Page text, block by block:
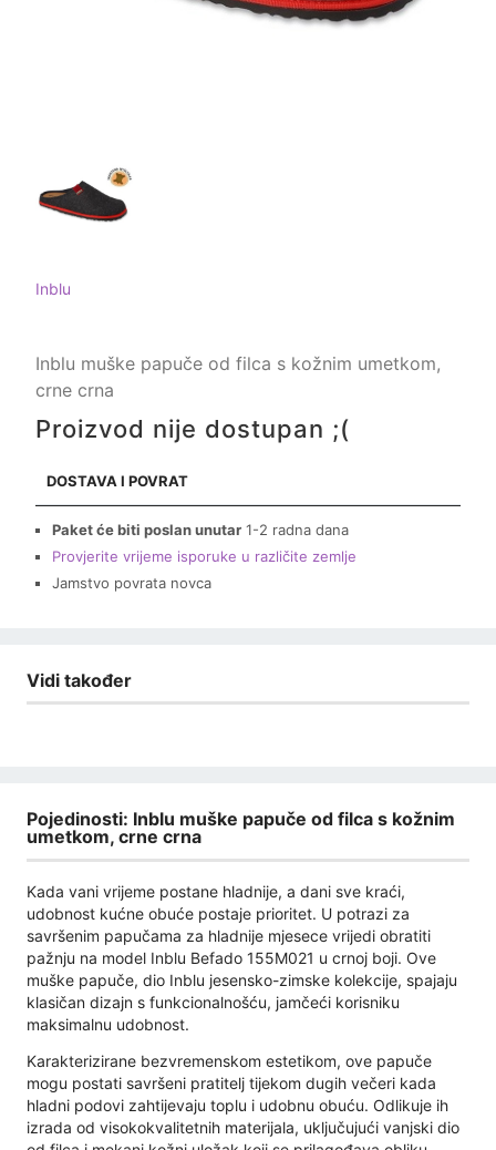
Inblu
Inblu muške papuče od filca s kožnim umetkom,
crne crna
Proizvod nije dostupan ;(
DOSTAVA I POVRAT
Paket će biti poslan unutar 1-2 radna dana
Provjerite vrijeme isporuke u različite zemlje
Jamstvo povrata novca
Vidi također
Pojedinosti: Inblu muške papuče od filca s kožnim
umetkom, crne crna
Kada vani vrijeme postane hladnije, a dani sve kraći,
udobnost kućne obuće postaje prioritet. U potrazi za
savršenim papučama za hladnije mjesece vrijedi obratiti
pažnju na model Inblu Befado 155M021 u crnoj boji. Ove
muške papuče, dio Inblu jesensko-zimske kolekcije, spajaju
klasičan dizajn s funkcionalnošću, jamčeći korisniku
maksimalnu udobnost.
Karakterizirane bezvremenskom estetikom, ove papuče
mogu postati savršeni pratitelj tijekom dugih večeri kada
hladni podovi zahtijevaju toplu i udobnu obuću. Odlikuje ih
izrada od visokokvalitetnih materijala, uključujući vanjski dio